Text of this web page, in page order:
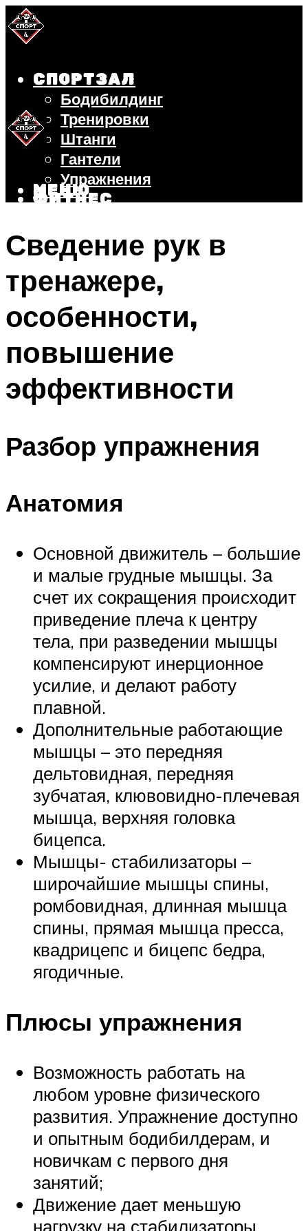
СПОРТЗАЛ
Бодибилдинг
Тренировки
Штанги
Гантели
Упражнения
ФИТНЕС
ВЕЛОСИПЕД
ПОХУДЕНИЕ
МЕНЮ
МЕНЮ
Сведение рук в
тренажере,
особенности,
повышение
эффективности
Разбор упражнения
Анатомия
Основной движитель – большие
и малые грудные мышцы. За
счет их сокращения происходит
приведение плеча к центру
тела, при разведении мышцы
компенсируют инерционное
усилие, и делают работу
плавной.
Дополнительные работающие
мышцы – это передняя
дельтовидная, передняя
зубчатая, клювовидно-плечевая
мышца, верхняя головка
бицепса.
Мышцы- стабилизаторы –
широчайшие мышцы спины,
ромбовидная, длинная мышца
спины, прямая мышца пресса,
квадрицепс и бицепс бедра,
ягодичные.
Плюсы упражнения
Возможность работать на
любом уровне физического
развития. Упражнение доступно
и опытным бодибилдерам, и
новичкам с первого дня
занятий;
Движение дает меньшую
нагрузку на стабилизаторы